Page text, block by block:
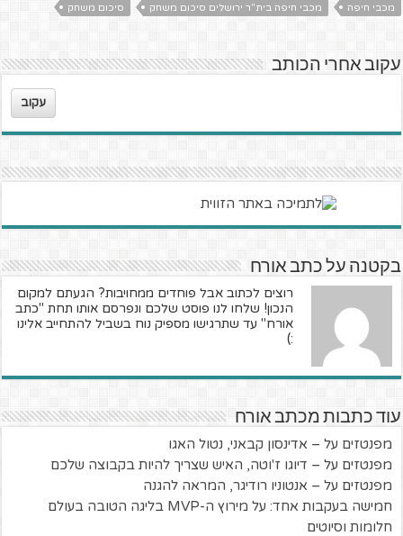
מכבי חיפה
מכבי חיפה בית"ר ירושלים סיכום משחק סיכום משחק
עקוב אחרי הכותב
עקוב
בקטנה על כתב אורח
רוצים לכתוב אבל פוחדים ממחויבות? הגעתם למקום
הנכון! שלחו לנו פוסט שלכם ונפרסם אותו תחת "כתב
אורח" עד שתרגישו מספיק נוח בשביל להתחייב אלינו
:)
עוד כתבות מכתב אורח
מפנטזים על – אדינסון קבאני, נטול האגו
מפנטזים על – דיוגו ז'וטה, האיש שצריך להיות בקבוצה שלכם
מפנטזים על – אנטוניו רודיגר, המראה להגנה
חמישה בעקבות אחד: על מירוץ ה-MVP בליגה הטובה בעולם
חלומות וסיוטים